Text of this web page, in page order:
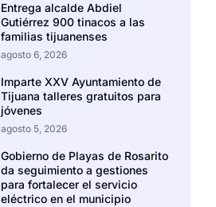
Entrega alcalde Abdiel
Gutiérrez 900 tinacos a las
familias tijuanenses
agosto 6, 2026
Imparte XXV Ayuntamiento de
Tijuana talleres gratuitos para
jóvenes
agosto 5, 2026
Gobierno de Playas de Rosarito
da seguimiento a gestiones
para fortalecer el servicio
eléctrico en el municipio